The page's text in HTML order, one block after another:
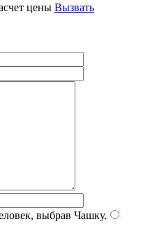
цены Вызвать
выбрав Чашку.